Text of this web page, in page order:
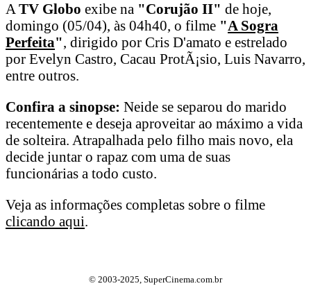
A TV Globo exibe na "Corujão II" de hoje,
domingo (05/04), às 04h40, o filme "A Sogra
Perfeita", dirigido por Cris D'amato e estrelado
por Evelyn Castro, Cacau ProtÃ¡sio, Luis Navarro,
entre outros.
Confira a sinopse: Neide se separou do marido
recentemente e deseja aproveitar ao máximo a vida
de solteira. Atrapalhada pelo filho mais novo, ela
decide juntar o rapaz com uma de suas
funcionárias a todo custo.
Veja as informações completas sobre o filme
clicando aqui.
© 2003-2025, SuperCinema.com.br